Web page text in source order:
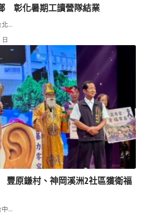
彰化暑期工讀營隊結業
北…
日
原鎌村、神岡溪洲2社區獲衛福
中…